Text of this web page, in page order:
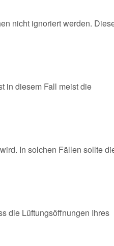
nicht ignoriert werden.
in diesem Fall meist die
In solchen Fällen sollte
die Lüftungsöffnungen Ihres